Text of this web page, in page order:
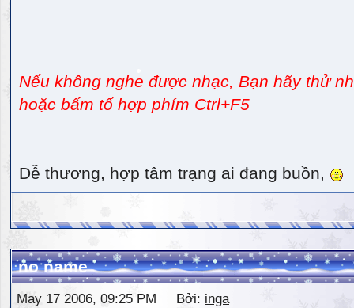
Nếu không nghe được nhạc, Bạn hãy thử
hoặc bấm tổ hợp phím Ctrl+F5
Dễ thương, hợp tâm trạng ai đang buồn,
no name
May 17 2006, 09:25 PM Bởi: inga